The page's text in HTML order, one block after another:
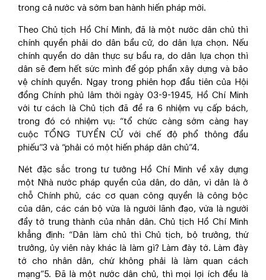
trong cả nước và sớm ban hành hiến pháp mới.
Theo Chủ tịch Hồ Chí Minh, đã là một nước dân chủ thì
chính quyền phải do dân bầu cử, do dân lựa chọn. Nếu
chính quyền do dân thực sự bầu ra, do dân lựa chọn thì
dân sẽ đem hết sức mình để góp phần xây dựng và bảo
vệ chính quyền. Ngay trong phiên họp đầu tiên của Hội
đồng Chính phủ lâm thời ngày 03-9-1945, Hồ Chí Minh
với tư cách là Chủ tịch đã đề ra 6 nhiệm vụ cấp bách,
trong đó có nhiệm vụ: “tổ chức càng sớm càng hay
cuộc TỔNG TUYỂN CỬ với chế độ phổ thông đầu
phiếu”3 và “phải có một hiến pháp dân chủ”4.
Nét đặc sắc trong tư tưởng Hồ Chí Minh về xây dựng
một Nhà nước pháp quyền của dân, do dân, vì dân là ở
chỗ Chính phủ, các cơ quan công quyền là công bộc
của dân, các cán bộ vừa là người lãnh đạo, vừa là người
đầy tớ trung thành của nhân dân. Chủ tịch Hồ Chí Minh
khẳng định: “Dân làm chủ thì Chủ tịch, bộ trưởng, thứ
trưởng, ủy viên này khác là làm gì? Làm đày tớ. Làm đày
tớ cho nhân dân, chứ không phải là làm quan cách
mạng”5. Đã là một nước dân chủ, thì mọi lợi ích đều là